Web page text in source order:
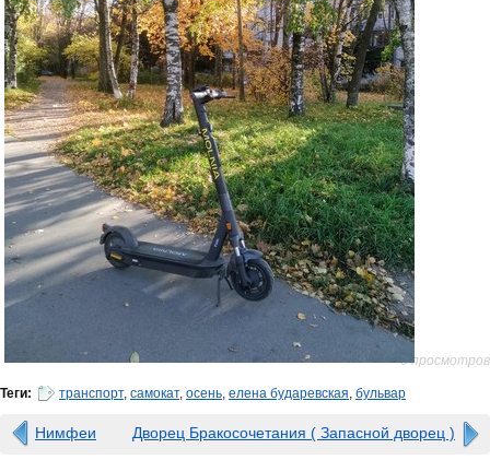
0 просмотров
Теги: транспорт, самокат, осень, елена бударевская, бульвар
Нимфеи Дворец Бракосочетания ( Запасной дворец )